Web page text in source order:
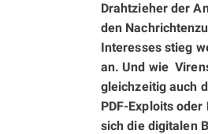
Drahtzieher der
den
Interesses stieg
an. Und wie
gleichzeitig auch
PDF-Exploits
sich die digitalen